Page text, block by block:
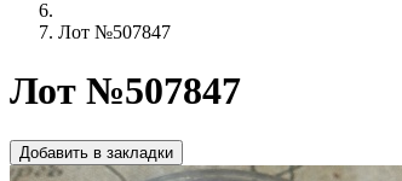
Лот №507847
Лот №507847
Добавить в закладки